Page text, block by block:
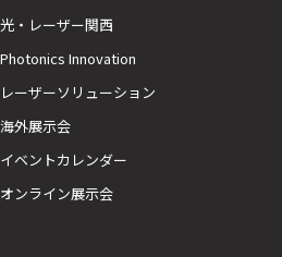
光・レーザー関西
Photonics Innovation
レーザーソリューション
海外展示会
イベントカレンダー
オンライン展示会